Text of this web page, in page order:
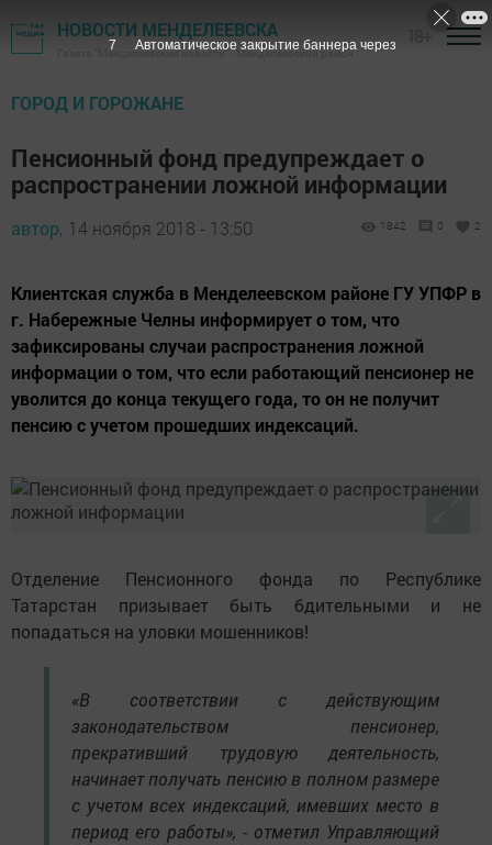
НОВОСТИ МЕНДЕЛЕЕВСКА
Газета "Менделеевские новости" - Менделеевский район
ГОРОД И ГОРОЖАНЕ
Пенсионный фонд предупреждает о
распространении ложной информации
автор, 14 ноября 2018 - 13:50 1842 0 2
Клиентская служба в Менделеевском районе ГУ УПФР в
г. Набережные Челны информирует о том, что
зафиксированы случаи распространения ложной
информации о том, что если работающий пенсионер не
уволится до конца текущего года, то он не получит
пенсию с учетом прошедших индексаций.
Отделение Пенсионного фонда по Республике
Татарстан призывает быть бдительными и не
попадаться на уловки мошенников!
«В соответствии с действующим
законодательством пенсионер,
прекративший трудовую деятельность,
начинает получать пенсию в полном размере
с учетом всех индексаций, имевших место в
период его работы», - отметил Управляющий
6 Автоматическое закрытие баннера через